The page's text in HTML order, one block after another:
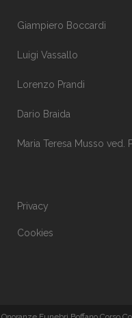
Giampiero Boccardi
Luigi Vassallo
Lorenzo Prandi
Dario Braida
Maria Teresa Musso ved.
Privacy
Cookies